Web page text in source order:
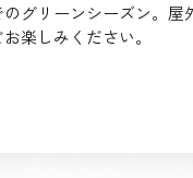
グリーンシーズン。屋
楽しみください。